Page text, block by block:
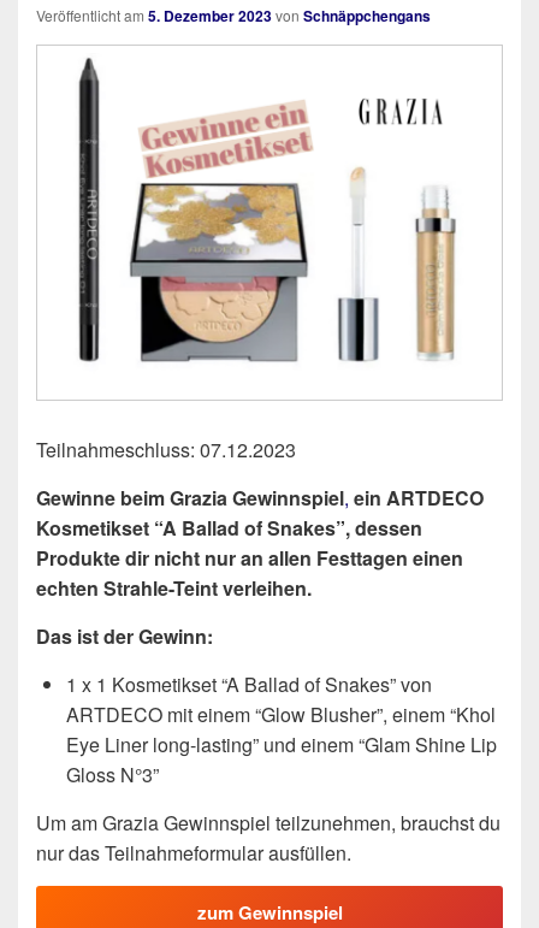
Veröffentlicht am 5. Dezember 2023von Schnäppchengans
Teilnahmeschluss: 07.12.2023
Gewinne beim Grazia Gewinnspiel, ein ARTDECO
Kosmetikset “A Ballad of Snakes”, dessen
Produkte dir nicht nur an allen Festtagen einen
echten Strahle-Teint verleihen.
Das ist der Gewinn:
1 x 1 Kosmetikset “A Ballad of Snakes” von
ARTDECO mit einem “Glow Blusher”, einem “Khol
Eye Liner long-lasting” und einem “Glam Shine Lip
Gloss N°3”
Um am Grazia Gewinnspiel teilzunehmen, brauchst du
nur das Teilnahmeformular ausfüllen.
zum Gewinnspiel